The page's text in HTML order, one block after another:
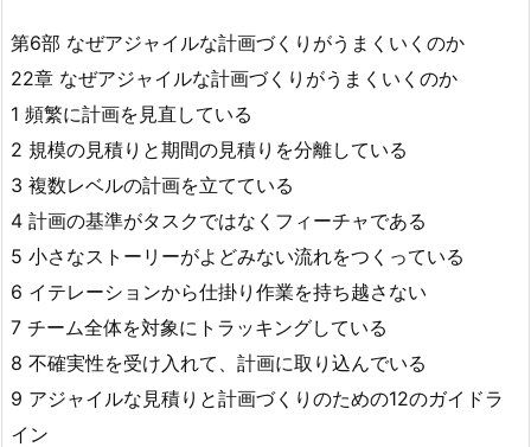
第6部 なぜアジャイルな計画づくりがうまくいくのか
22章 なぜアジャイルな計画づくりがうまくいくのか
1 頻繁に計画を見直している
2 規模の見積りと期間の見積りを分離している
3 複数レベルの計画を立てている
4 計画の基準がタスクではなくフィーチャである
5 小さなストーリーがよどみない流れをつくっている
6 イテレーションから仕掛り作業を持ち越さない
7 チーム全体を対象にトラッキングしている
8 不確実性を受け入れて、計画に取り込んでいる
9 アジャイルな見積りと計画づくりのための12のガイドラ
イン